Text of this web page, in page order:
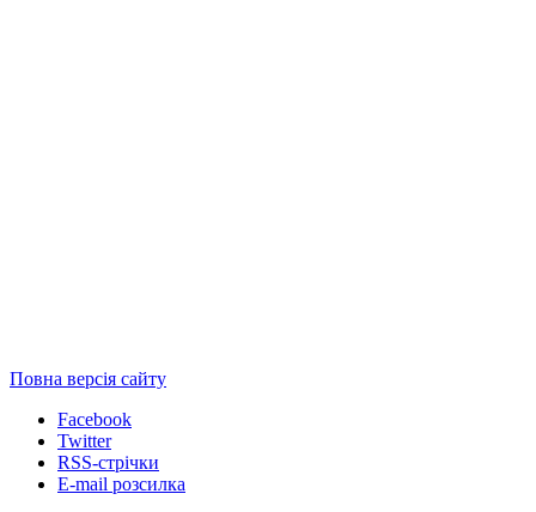
Повна версія сайту
Facebook
Twitter
RSS-стрічки
E-mail розсилка